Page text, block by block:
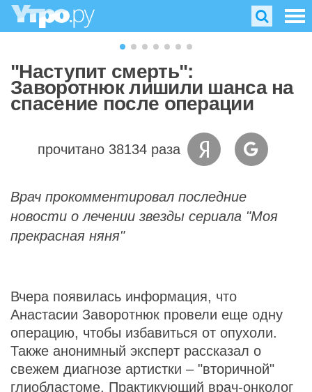
"Наступит смерть":
Заворотнюк лишили шанса на
спасение после операции
прочитано 38134 раза
Врач прокомментировал последние
новости о лечении звезды сериала "Моя
прекрасная няня"
Вчера появилась информация, что
Анастасии Заворотнюк провели еще одну
операцию, чтобы избавиться от опухоли.
Также анонимный эксперт рассказал о
свежем диагнозе артистки – "вторичной"
глиобластоме. Практикующий врач-онколог